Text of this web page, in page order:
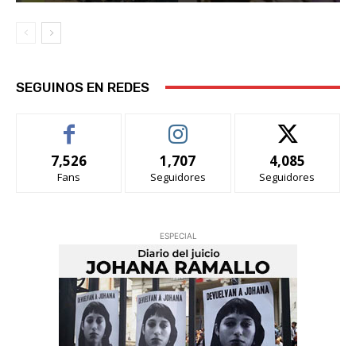
SEGUINOS EN REDES
7,526
Fans
1,707
Seguidores
4,085
Seguidores
ESPECIAL